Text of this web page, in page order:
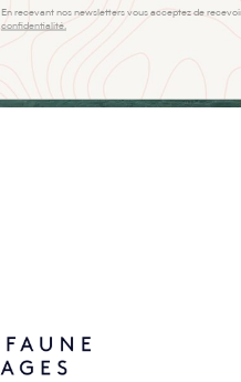
En recevant nos newsletters vous acceptez de
confidentialité.